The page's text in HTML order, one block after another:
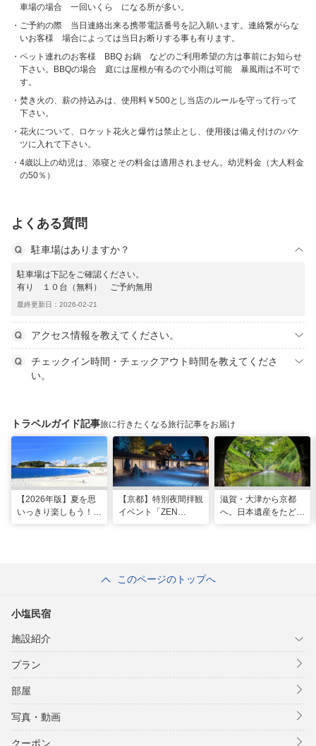
車場の場合 一回いくら になる所が多い。
ご予約の際 当日連絡出来る携帯電話番号を記入願います。連絡繋がらな
いお客様 場合によっては当日お断りする事も有ります。
ペット連れのお客様 BBQ お鍋 などのご利用希望の方は事前にお知らせ
下さい。BBQの場合 庭には屋根が有るので小雨は可能 暴風雨は不可で
す。
焚き火の、薪の持込みは、使用料￥500とし当店のルールを守って行って
下さい。
花火について、ロケット花火と爆竹は禁止とし、使用後は備え付けのバケ
ツに入れて下さい。
4歳以上の幼児は、添寝とその料金は適用されません。幼児料金（大人料金
の50％）
よくある質問
駐車場はありますか？
駐車場は下記をご確認ください。
有り １０台（無料） ご予約無用
最終更新日：2026-02-21
アクセス情報を教えてください。
チェックイン時間・チェックアウト時間を教えてくださ
い。
トラベルガイド記事旅に行きたくなる旅行記事をお届け
【2026年版】夏を思
いっきり楽しもう！関
【京都】特別夜間拝観
イベント「ZEN
滋賀・大津から京都
へ。日本遺産をたどる
このページのトップへ
小塩民宿
施設紹介
プラン
部屋
写真・動画
クーポン